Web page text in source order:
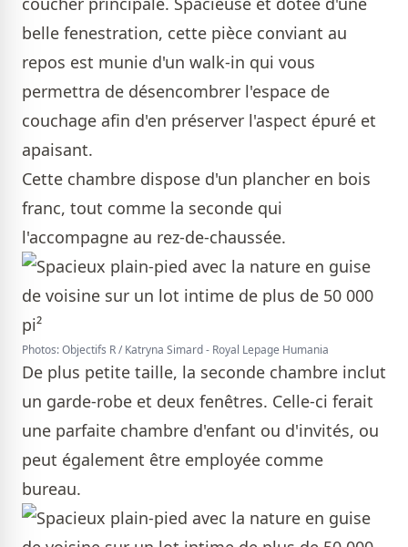
belle fenestration, cette pièce conviant au
repos est munie d'un walk-in qui vous
permettra de désencombrer l'espace de
couchage afin d'en préserver l'aspect épuré et
apaisant.
Cette chambre dispose d'un plancher en bois
franc, tout comme la seconde qui
l'accompagne au rez-de-chaussée.
Photos: Objectifs R / Katryna Simard - Royal Lepage Humania
De plus petite taille, la seconde chambre inclut
un garde-robe et deux fenêtres. Celle-ci ferait
une parfaite chambre d'enfant ou d'invités, ou
peut également être employée comme
bureau.